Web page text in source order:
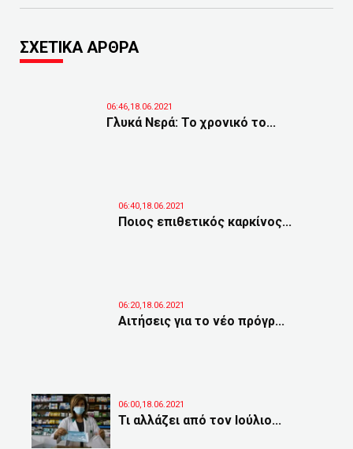
ΣΧΕΤΙΚΑ ΑΡΘΡΑ
06:46,18.06.2021
Γλυκά Νερά: Το χρονικό το...
06:40,18.06.2021
Ποιος επιθετικός καρκίνος...
06:20,18.06.2021
Αιτήσεις για το νέο πρόγρ...
06:00,18.06.2021
Τι αλλάζει από τον Ιούλιο...